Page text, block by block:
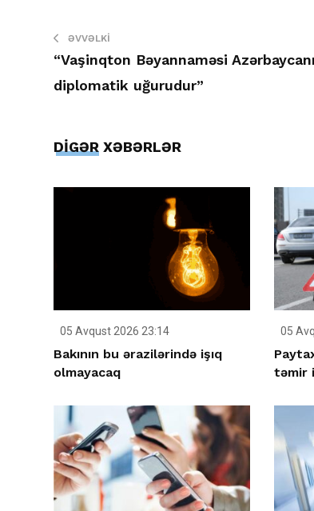
ƏVVƏLKI
“Vaşinqton Bəyannaməsi
diplomatik uğurudur”
DİGƏR XƏBƏRLƏR
05 Avqust 2026 23:14
Bakının bu ərazilərində işıq
olmayacaq
05
təmir